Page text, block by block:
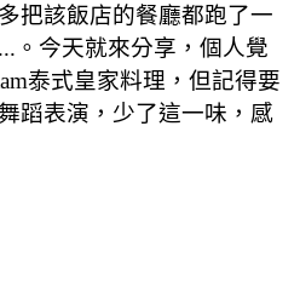
把該飯店的餐廳都跑了一
。今天就來分享，個人覺
泰式皇家料理，但記得要
蹈表演，少了這一味，感